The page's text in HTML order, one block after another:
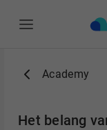
Academy
Het belang